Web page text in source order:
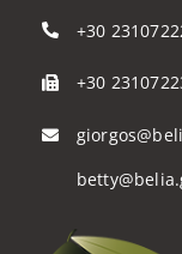
+30
+30